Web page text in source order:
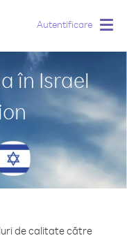
Autentificare
în Israel
de calitate către